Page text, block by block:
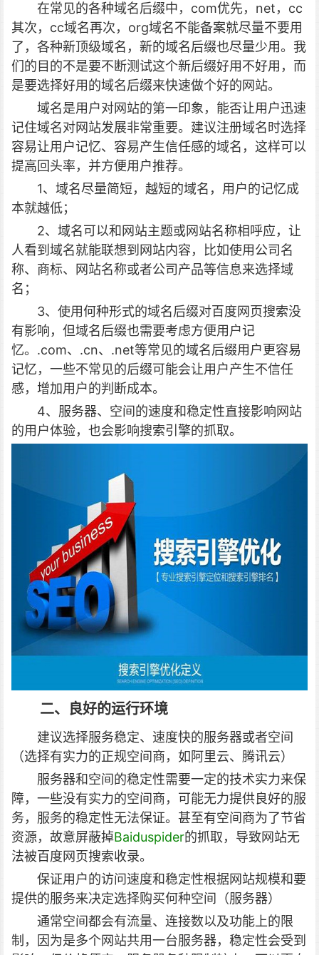
在常见的各种域名后缀中，com优先，net，cc
其次，cc域名再次，org域名不能备案就尽量不要用
了，各种新顶级域名，新的域名后缀也尽量少用。我
们的目的不是要不断测试这个新后缀好用不好用，而
是要选择好用的域名后缀来快速做个好的网站。
域名是用户对网站的第一印象，能否让用户迅速
记住域名对网站发展非常重要。建议注册域名时选择
容易让用户记忆、容易产生信任感的域名，这样可以
提高回头率，并方便用户推荐。
1、域名尽量简短，越短的域名，用户的记忆成
本就越低；
2、域名可以和网站主题或网站名称相呼应，让
人看到域名就能联想到网站内容，比如使用公司名
称、商标、网站名称或者公司产品等信息来选择域
名；
3、使用何种形式的域名后缀对百度网页搜索没
有影响，但域名后缀也需要考虑方便用户记
忆。.com、.cn、.net等常见的域名后缀用户更容易
记忆，一些不常见的后缀可能会让用户产生不信任
感，增加用户的判断成本。
4、服务器、空间的速度和稳定性直接影响网站
的用户体验，也会影响搜索引擎的抓取。
二、良好的运行环境
建议选择服务稳定、速度快的服务器或者空间
（选择有实力的正规空间商，如阿里云、腾讯云）
服务器和空间的稳定性需要一定的技术实力来保
障，一些没有实力的空间商，可能无力提供良好的服
务，服务的稳定性无法保证。甚至有空间商为了节省
资源，故意屏蔽掉Baiduspider的抓取，导致网站无
法被百度网页搜索收录。
保证用户的访问速度和稳定性根据网站规模和要
提供的服务来决定选择购买何种空间（服务器）
通常空间都会有流量、连接数以及功能上的限
制，因为是多个网站共用一台服务器，稳定性会受到